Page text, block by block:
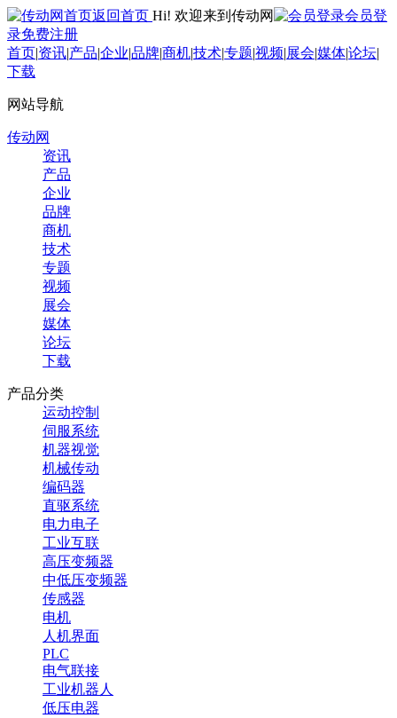
返回首页 Hi! 欢迎来到传动网
会员登
录免费注册
首页|资讯|产品|企业|品牌|商机|技术|专题|视频|展会|媒体|论坛|
下载
网站导航
传动网
资讯
产品
企业
品牌
商机
技术
专题
视频
展会
媒体
论坛
下载
产品分类
运动控制
伺服系统
机器视觉
机械传动
编码器
直驱系统
电力电子
工业互联
高压变频器
中低压变频器
传感器
电机
人机界面
PLC
电气联接
工业机器人
低压电器